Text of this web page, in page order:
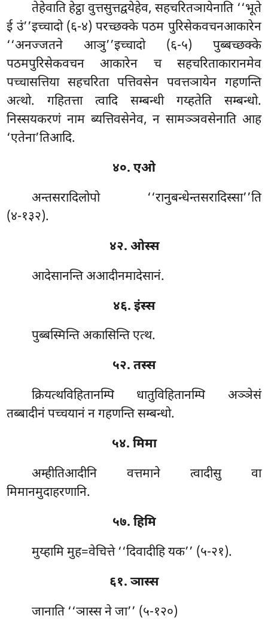
तेहेवाति हेट्ठा वुत्तसुत्तद्वयेहेव, सहचरितञायेनाति ‘‘भूते
ई उं’’इच्चादो (६-४) परच्छक्के पठम पुरिसेकवचनआकारेन
‘‘अनज्जतने आञु’’इच्चादो (६-५) पुब्बच्छक्के
पठमपुरिसेकवचन आकारेन च सहचरिताकारानमेव
पच्चासत्तिया सहचरिता पत्तिवसेन पवत्तञायेन गहणन्ति
अत्थो. गहितत्ता त्वादि सम्बन्धी गय्हतेति सम्बन्धो.
निस्सयकरणं नाम ब्यत्तिवसेनेव, न सामञ्ञवसेनाति आह
‘एतेना’तिआदि.
४०. एओ
अन्तसरादिलोपो ‘‘रानुबन्धेन्तसरादिस्सा’’ति
(४-१३२).
४२. ओस्स
आदेसानन्ति अआदीनमादेसानं.
४६. इंस्स
पुब्बस्मिन्ति अकासिन्ति एत्थ.
५२. तस्स
क्रियत्थविहितानम्पि धातुविहितानम्पि अञ्ञेसं
तब्बादीनं पच्चयानं न गहणन्ति सम्बन्धो.
५४. मिमा
अम्हीतिआदीनि वत्तमाने त्वादीसु वा
मिमानमुदाहरणानि.
५७. हिमि
मुय्हामिमुह=वेचित्ते ‘‘दिवादीहि यक’’ (५-२१).
६१. ञास्स
जानाति ‘‘ञास्स ने जा’’ (५-१२०)